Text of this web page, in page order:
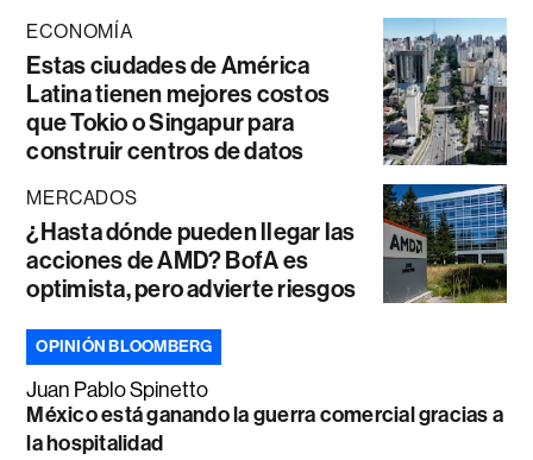
ECONOMÍA
Estas ciudades de América
Latina tienen mejores costos
que Tokio o Singapur para
construir centros de datos
MERCADOS
¿Hasta dónde pueden llegar las
acciones de AMD? BofA es
optimista, pero advierte riesgos
OPINIÓN BLOOMBERG
Juan Pablo Spinetto
México está ganando la guerra comercial gracias a
la hospitalidad